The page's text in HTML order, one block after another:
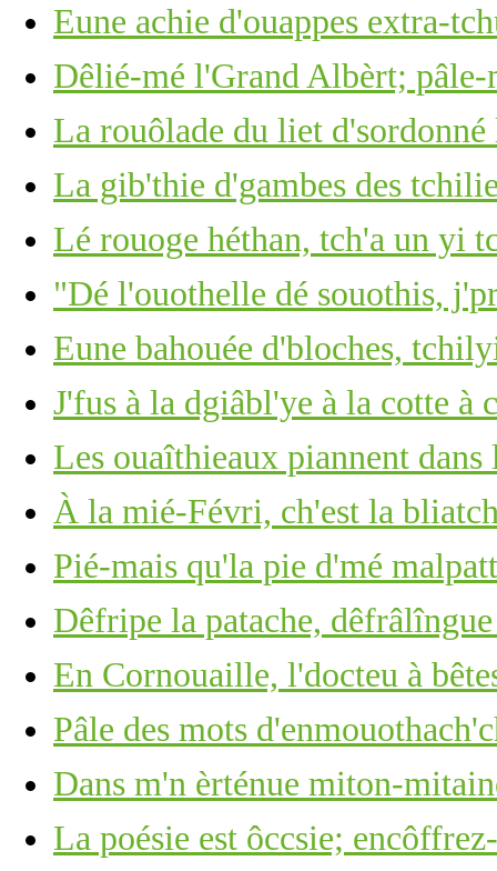
Eune achie d'ouappes extra-
Dêlié-mé l'Grand Albèrt; pâle-
La rouôlade du liet d'sordonné
La gib'thie d'gambes des
Lé rouoge héthan, tch'a un yi
"Dé l'ouothelle dé souothis,
Eune bahouée d'bloches,
J'fus à la dgiâbl'ye à la cotte à
Les ouaîthieaux piannent dans
À la mié-Févri, ch'est la
Pié-mais qu'la pie d'mé
Dêfripe la patache,
En Cornouaille, l'docteu à
Pâle des mots
Dans m'n èrténue miton-
La poésie est ôccsie;